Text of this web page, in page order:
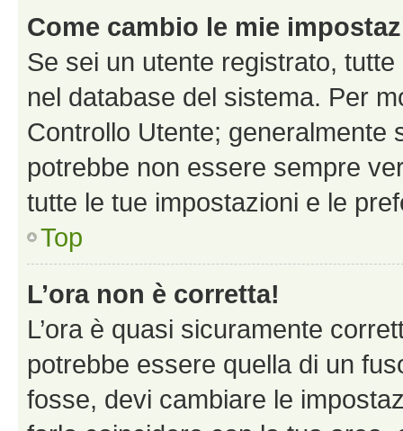
Come cambio le mie
Se sei un utente registrato,
nel database del sistema. Per
Controllo Utente; generalmente
potrebbe non essere sempre
tutte le tue impostazioni e le
Top
L’ora non è corretta!
L’ora è quasi sicuramente
potrebbe essere quella di un
fosse, devi cambiare le